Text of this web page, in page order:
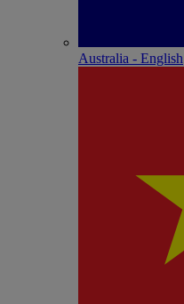
Australia - English